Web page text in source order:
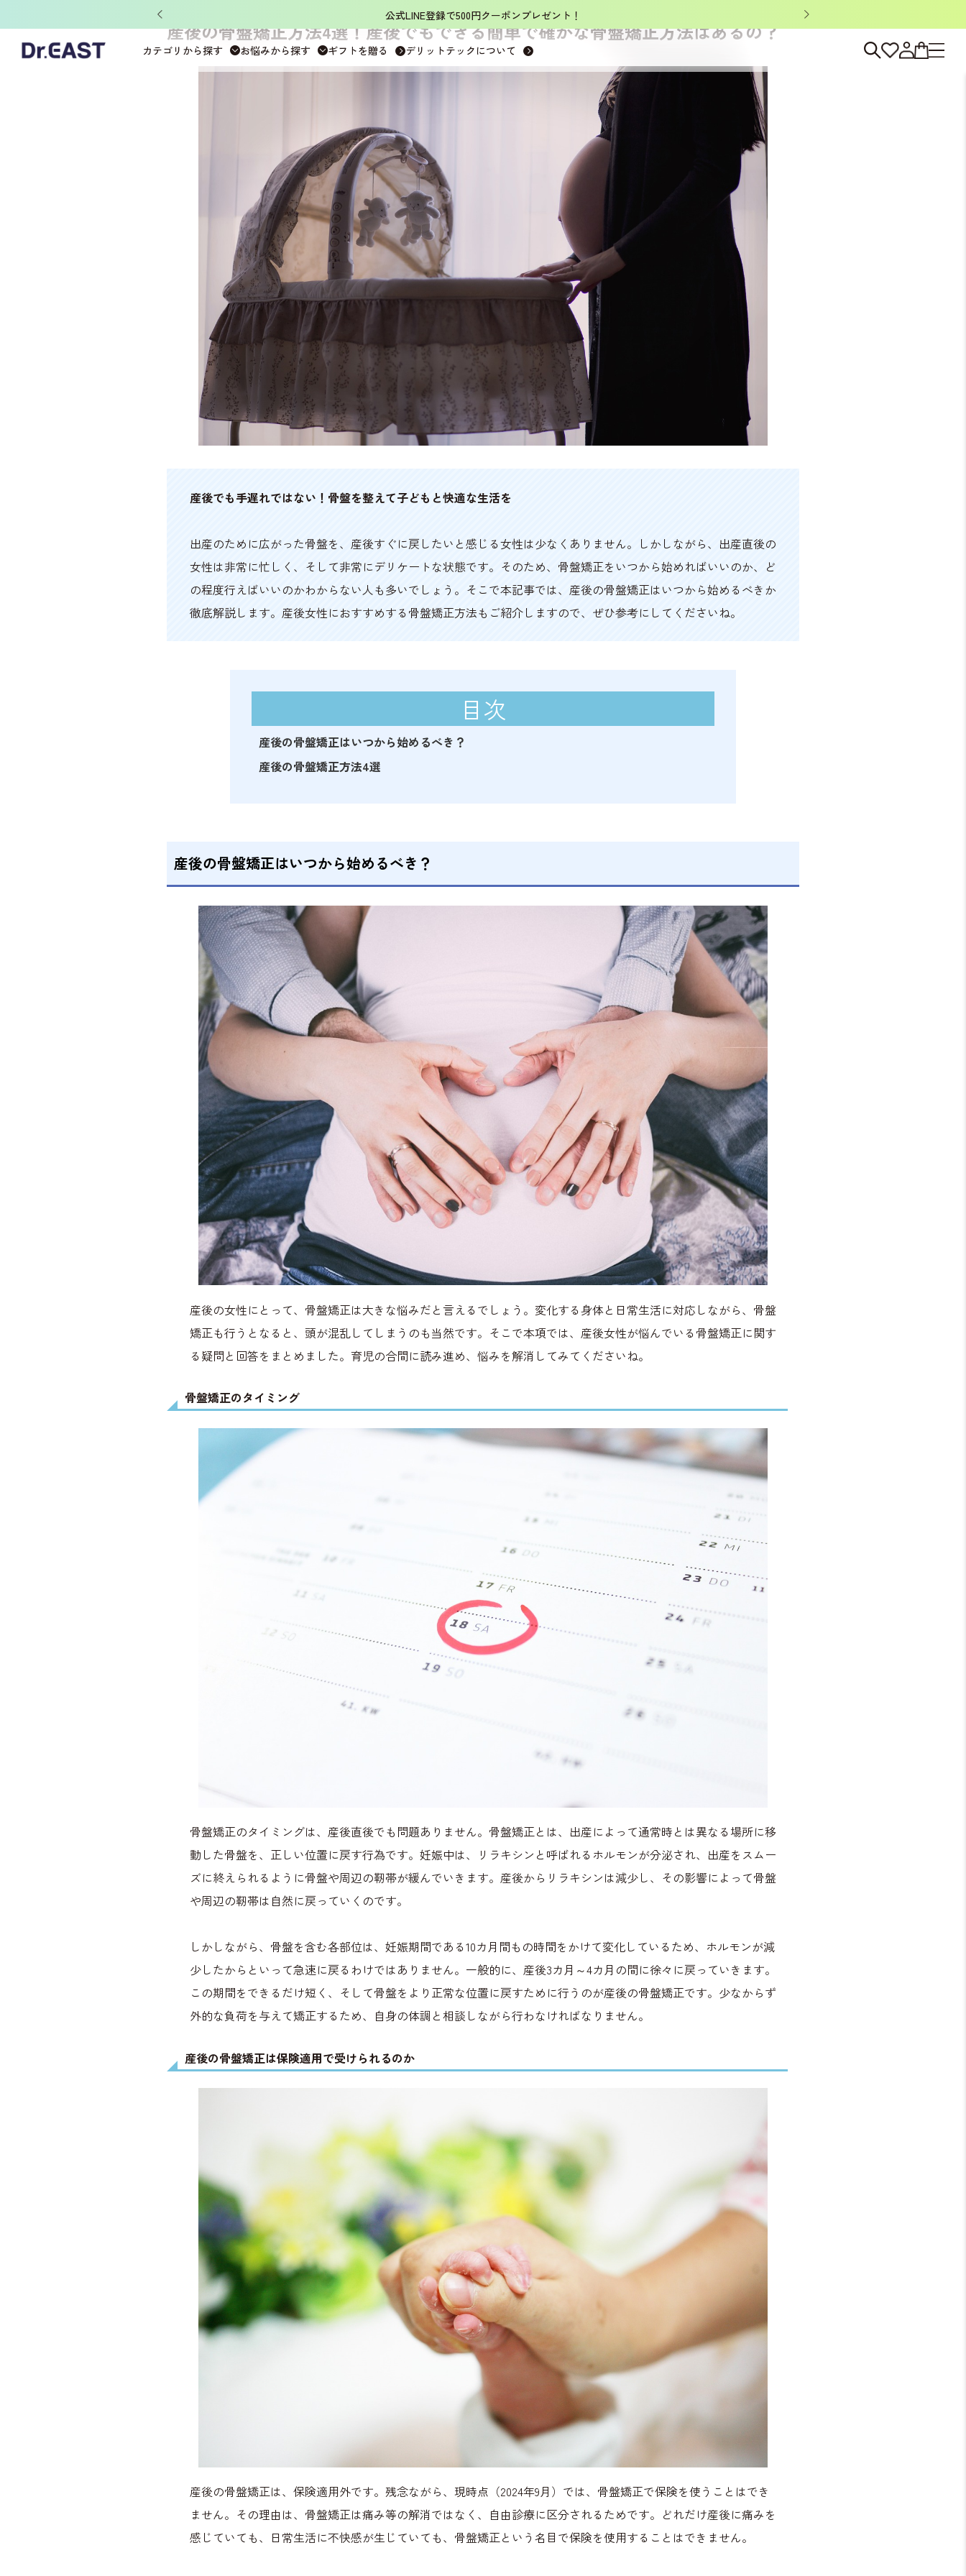
公式LINE登録で500円クーポンプレゼント！
カテゴリから探す お悩みから探す ギフトを贈る デリットテックについて
産後の骨盤矯正方法4選！産後でもできる簡単で確かな骨盤矯正方法はあるの？
産後でも手遅れではない！骨盤を整えて子どもと快適な生活を
出産のために広がった骨盤を、産後すぐに戻したいと感じる女性は少なくありません。しかしながら、出産直後の
女性は非常に忙しく、そして非常にデリケートな状態です。そのため、骨盤矯正をいつから始めればいいのか、ど
の程度行えばいいのかわからない人も多いでしょう。そこで本記事では、産後の骨盤矯正はいつから始めるべきか
徹底解説します。産後女性におすすめする骨盤矯正方法もご紹介しますので、ぜひ参考にしてくださいね。
目次
産後の骨盤矯正はいつから始めるべき？
産後の骨盤矯正方法4選
産後の骨盤矯正はいつから始めるべき？
産後の女性にとって、骨盤矯正は大きな悩みだと言えるでしょう。変化する身体と日常生活に対応しながら、骨盤
矯正も行うとなると、頭が混乱してしまうのも当然です。そこで本項では、産後女性が悩んでいる骨盤矯正に関す
る疑問と回答をまとめました。育児の合間に読み進め、悩みを解消してみてくださいね。
骨盤矯正のタイミング
骨盤矯正のタイミングは、産後直後でも問題ありません。骨盤矯正とは、出産によって通常時とは異なる場所に移
動した骨盤を、正しい位置に戻す行為です。妊娠中は、リラキシンと呼ばれるホルモンが分泌され、出産をスムー
ズに終えられるように骨盤や周辺の靭帯が緩んでいきます。産後からリラキシンは減少し、その影響によって骨盤
や周辺の靭帯は自然に戻っていくのです。
しかしながら、骨盤を含む各部位は、妊娠期間である10カ月間もの時間をかけて変化しているため、ホルモンが減
少したからといって急速に戻るわけではありません。一般的に、産後3カ月～4カ月の間に徐々に戻っていきます。
この期間をできるだけ短く、そして骨盤をより正常な位置に戻すために行うのが産後の骨盤矯正です。少なからず
外的な負荷を与えて矯正するため、自身の体調と相談しながら行わなければなりません。
産後の骨盤矯正は保険適用で受けられるのか
産後の骨盤矯正は、保険適用外です。残念ながら、現時点（2024年9月）では、骨盤矯正で保険を使うことはでき
ません。その理由は、骨盤矯正は痛み等の解消ではなく、自由診療に区分されるためです。どれだけ産後に痛みを
感じていても、日常生活に不快感が生じていても、骨盤矯正という名目で保険を使用することはできません。